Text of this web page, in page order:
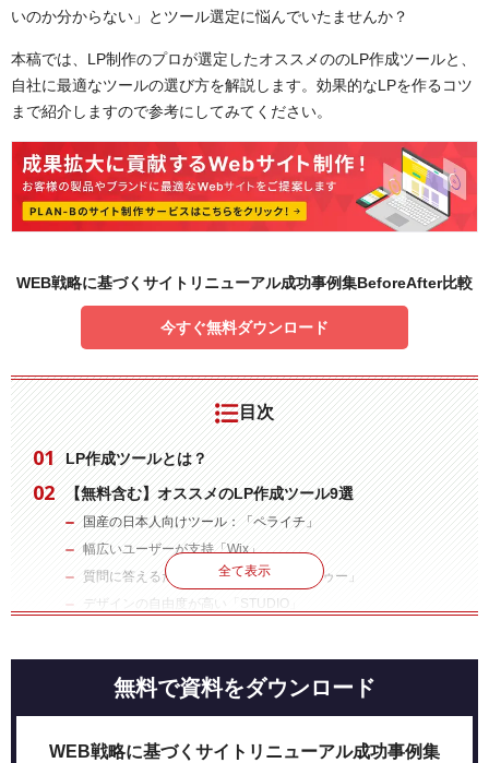
いのか分からない」とツール選定に悩んでいたませんか？
本稿では、LP制作のプロが選定したオススメののLP作成ツールと、
自社に最適なツールの選び方を解説します。効果的なLPを作るコツ
まで紹介しますので参考にしてみてください。
WEB戦略に基づくサイトリニューアル成功事例集BeforeAfter比較
今すぐ無料ダウンロード
目次
LP作成ツールとは？
【無料含む】オススメのLP作成ツール9選
国産の日本人向けツール：「ペライチ」
幅広いユーザーが支持「Wix」
質問に答えるだけでLPができる「ジンドゥー」
デザインの自由度が高い「STUDIO」
小規模サービス向け「MOSH」
フォームも同時に作成可能「フォームメーラー」
LP作成に特化したツール「Instapage」
圧倒的なシェア「WordPress」
全て表示
無料で資料をダウンロード
WEB戦略に基づくサイトリニューアル成功事例集